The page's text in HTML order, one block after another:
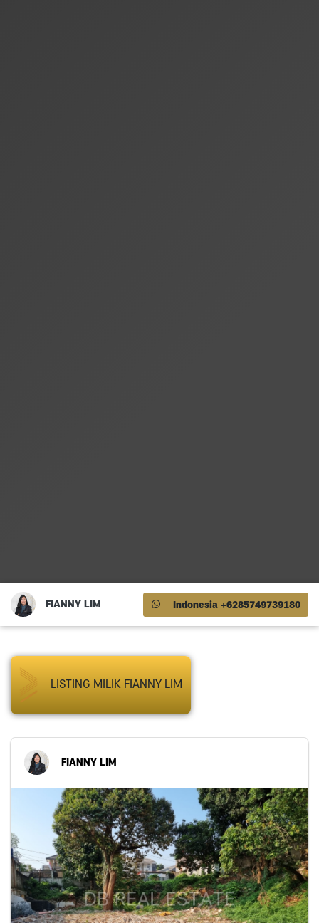
FIANNY LIM Indonesia +6285749739180
LISTING MILIK FIANNY LIM
FIANNY LIM